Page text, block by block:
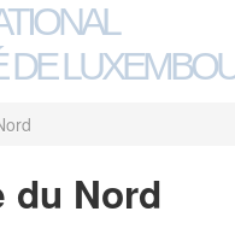
DE
du Nord